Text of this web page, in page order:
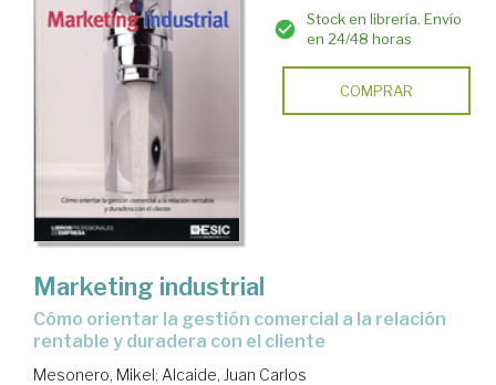
Stock en librería. Envío
en 24/48 horas
COMPRAR
Marketing industrial
cómo orientar la gestión comercial a la relación
rentable y duradera con el cliente
Mesonero, Mikel; Alcaide, Juan Carlos